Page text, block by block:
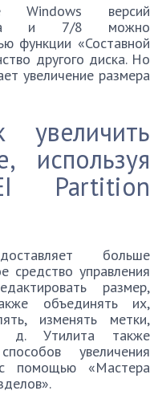
Windows версий
Vista и 7/8 можно
функции «Составной
другого диска. Но
увеличение размера
используя
Partition
больше
средство управления
размер,
объединять их,
изменять метки,
д. Утилита также
увеличения
помощью «Мастера